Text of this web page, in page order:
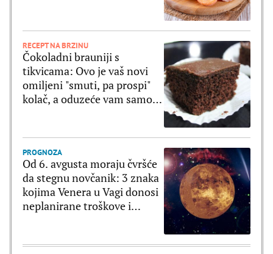
RECEPT NA BRZINU
Čokoladni brauniji s
tikvicama: Ovo je vaš novi
omiljeni "smuti, pa prospi"
kolač, a oduzeće vam samo 5
PROGNOZA
Od 6. avgusta moraju čvršće
da stegnu novčanik: 3 znaka
kojima Venera u Vagi donosi
neplanirane troškove i